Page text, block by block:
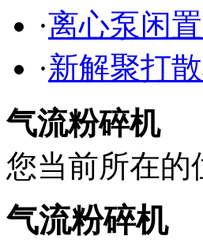
·离心泵闲
·新解聚打
气流粉碎机
您当前所在的
气流粉碎机